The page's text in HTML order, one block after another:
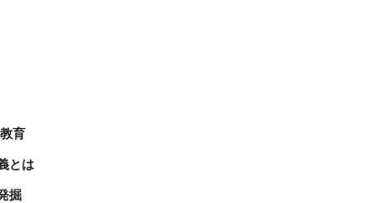
育
とは
掘